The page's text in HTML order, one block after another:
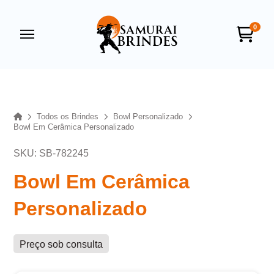
0
HomeTodos os Brindes
Bowl Personalizado
Bowl Em Cerâmica Personalizado
SKU: SB-782245
Bowl Em Cerâmica
Personalizado
Preço sob consulta